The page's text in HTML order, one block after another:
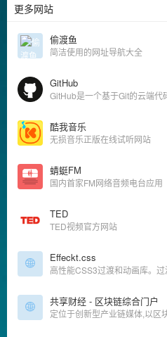
更多网站
偷渡鱼
简洁使用的网址导航大全
GitHub
‌GitHub是一个基于Git的云端代
酷我音乐
无损音乐正版在线试听网站
蜻蜓FM
国内首家FM网络音频电台应用
TED
TED视频官方网站
Effeckt.css
共享财经 - 区块链综合门户